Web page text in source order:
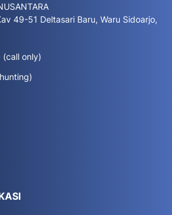
49-51 Deltasari Baru, Waru Sidoarjo,
only)